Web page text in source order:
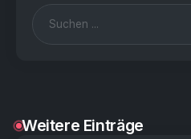
Weitere Einträge